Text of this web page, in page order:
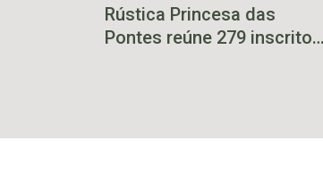
Rústica Princesa das
Pontes reúne 279 inscritos